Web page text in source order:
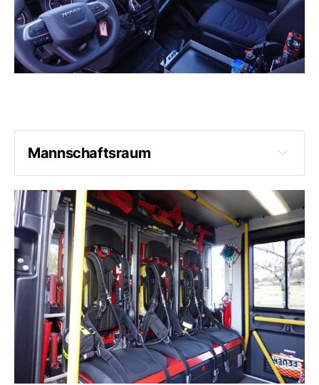
Mannschaftsraum
8 Warnwesten
Natokabel + Zubehör
Abschleppband
Wathose
Feuerwehrbeil
6 Feuerwehrgurte
Flexileine
2 Rettungsleinen
Notrettungsset